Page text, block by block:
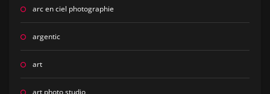
arc en ciel photographie
argentic
art